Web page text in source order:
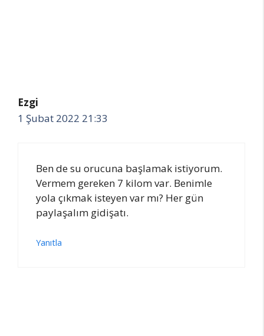
Ezgi
1 Şubat 2022 21:33
Ben de su orucuna başlamak istiyorum.
Vermem gereken 7 kilom var. Benimle
yola çıkmak isteyen var mı? Her gün
paylaşalım gidişatı.
Yanıtla